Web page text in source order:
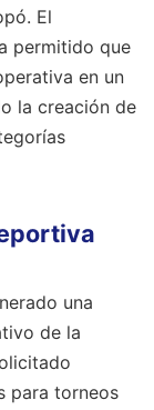
El
permitido que
en un
la creación de
una
de la
para torneos